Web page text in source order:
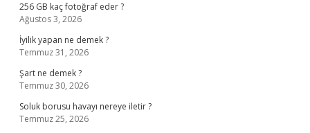
256 GB kaç fotoğraf eder ?
Ağustos 3, 2026
İyilik yapan ne demek ?
Temmuz 31, 2026
Şart ne demek ?
Temmuz 30, 2026
Soluk borusu havayı nereye iletir ?
Temmuz 25, 2026